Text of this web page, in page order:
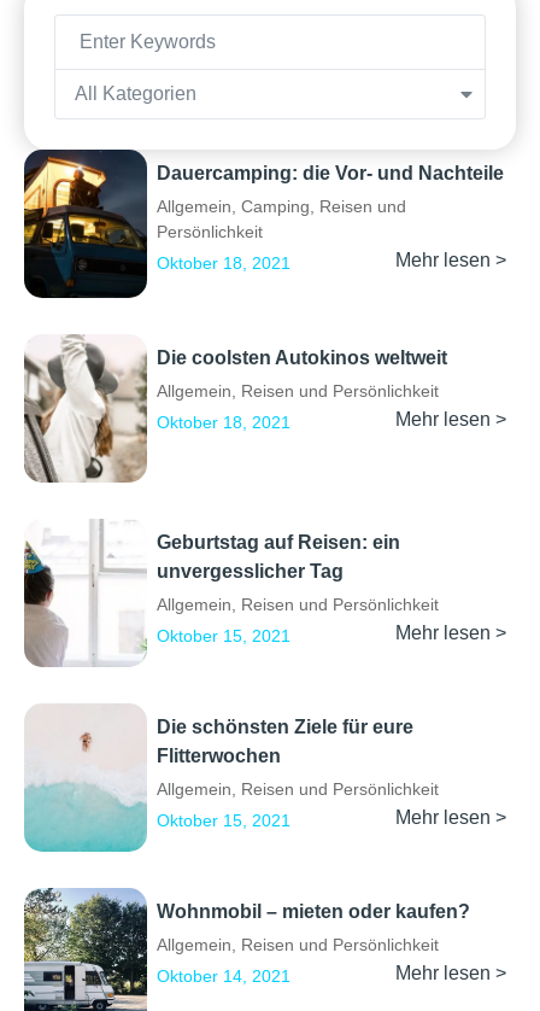
All Kategorien
Dauercamping: die Vor- und Nachteile
Allgemein, Camping, Reisen und
Persönlichkeit
Oktober 18, 2021
Mehr lesen >
Die coolsten Autokinos weltweit
Allgemein, Reisen und Persönlichkeit
Oktober 18, 2021
Mehr lesen >
Geburtstag auf Reisen: ein
unvergesslicher Tag
Allgemein, Reisen und Persönlichkeit
Oktober 15, 2021
Mehr lesen >
Die schönsten Ziele für eure
Flitterwochen
Allgemein, Reisen und Persönlichkeit
Oktober 15, 2021
Mehr lesen >
Wohnmobil – mieten oder kaufen?
Allgemein, Reisen und Persönlichkeit
Oktober 14, 2021
Mehr lesen >